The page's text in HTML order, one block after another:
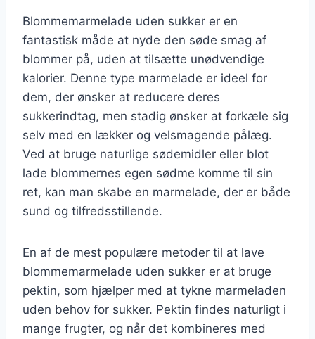
Blommemarmelade uden sukker er en
fantastisk måde at nyde den søde smag af
blommer på, uden at tilsætte unødvendige
kalorier. Denne type marmelade er ideel for
dem, der ønsker at reducere deres
sukkerindtag, men stadig ønsker at forkæle sig
selv med en lækker og velsmagende pålæg.
Ved at bruge naturlige sødemidler eller blot
lade blommernes egen sødme komme til sin
ret, kan man skabe en marmelade, der er både
sund og tilfredsstillende.
En af de mest populære metoder til at lave
blommemarmelade uden sukker er at bruge
pektin, som hjælper med at tykne marmeladen
uden behov for sukker. Pektin findes naturligt i
mange frugter, og når det kombineres med